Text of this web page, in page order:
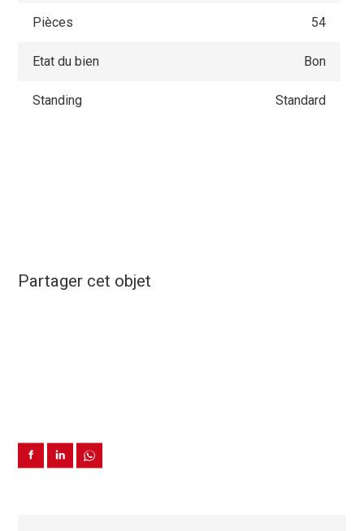
Pièces 54
Etat du bien Bon
Standing Standard
Partager cet objet